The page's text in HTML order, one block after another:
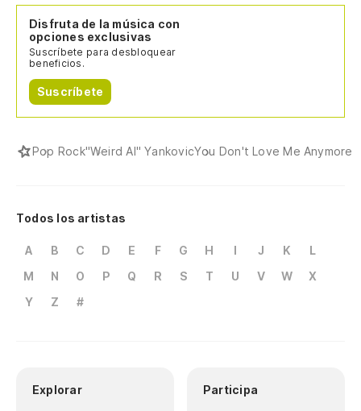
Disfruta de la música con
opciones exclusivas
Suscríbete para desbloquear
beneficios.
Suscríbete
Pop Rock"Weird Al" YankovicYou Don't Love Me Anymore
Todos los artistas
A B C D E F G H I J K
L
M
N O P Q R S T U V W
X
Y
Z #
Explorar Participa